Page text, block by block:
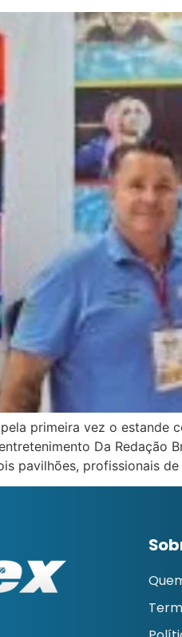
primeira vez o
Da Redação
pavilhões, profissionais